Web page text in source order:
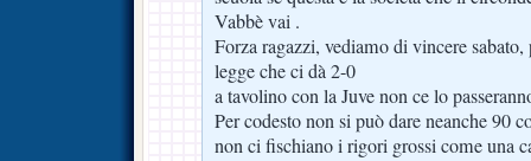
Vabbè vai .
Forza ragazzi, vediamo di vincere
legge che ci dà 2-0
a tavolino con la Juve non ce lo
Per codesto non si può dare neanche 90
non ci fischiano i rigori grossi come una